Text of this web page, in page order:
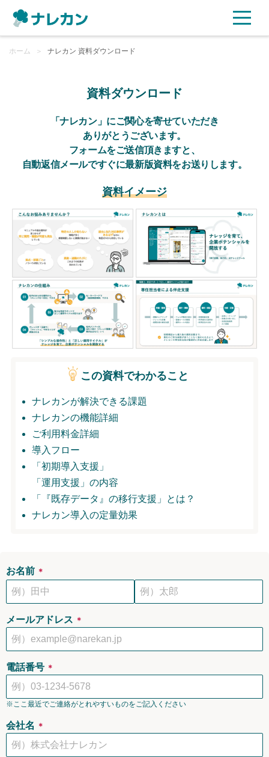
ご利用プラン
ご利用企業様の声
セキュリティ
よくある質問
資料ダウンロード
無料トライアル
ログイン
ホーム ＞ ナレカン 資料ダウンロード
資料ダウンロード
「ナレカン」にご関心を寄せていただき
ありがとうございます。
フォームをご送信頂きますと、
自動返信メールですぐに最新版資料をお送りします。
資料イメージ
この資料でわかること
ナレカンが解決できる課題
ナレカンの機能詳細
ご利用料金詳細
導入フロー
「初期導入支援」
「運用支援」の内容
「『既存データ』の移行支援」とは？
ナレカン導入の定量効果
お名前 ＊
メールアドレス ＊
電話番号 ＊
※ここ最近でご連絡がとれやすいものをご記入ください
会社名 ＊